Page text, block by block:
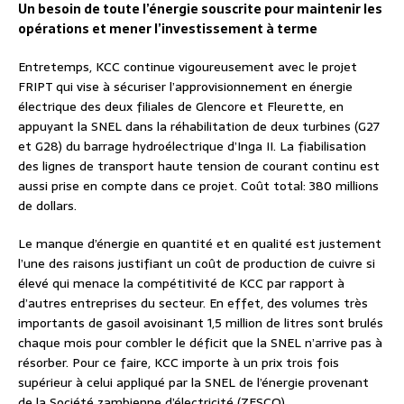
Un besoin de toute l’énergie souscrite pour maintenir les
opérations et mener l’investissement à terme
Entretemps, KCC continue vigoureusement avec le projet
FRIPT qui vise à sécuriser l’approvisionnement en énergie
électrique des deux filiales de Glencore et Fleurette, en
appuyant la SNEL dans la réhabilitation de deux turbines (G27
et G28) du barrage hydroélectrique d’Inga II. La fiabilisation
des lignes de transport haute tension de courant continu est
aussi prise en compte dans ce projet. Coût total: 380 millions
de dollars.
Le manque d’énergie en quantité et en qualité est justement
l’une des raisons justifiant un coût de production de cuivre si
élevé qui menace la compétitivité de KCC par rapport à
d’autres entreprises du secteur. En effet, des volumes très
importants de gasoil avoisinant 1,5 million de litres sont brulés
chaque mois pour combler le déficit que la SNEL n’arrive pas à
résorber. Pour ce faire, KCC importe à un prix trois fois
supérieur à celui appliqué par la SNEL de l’énergie provenant